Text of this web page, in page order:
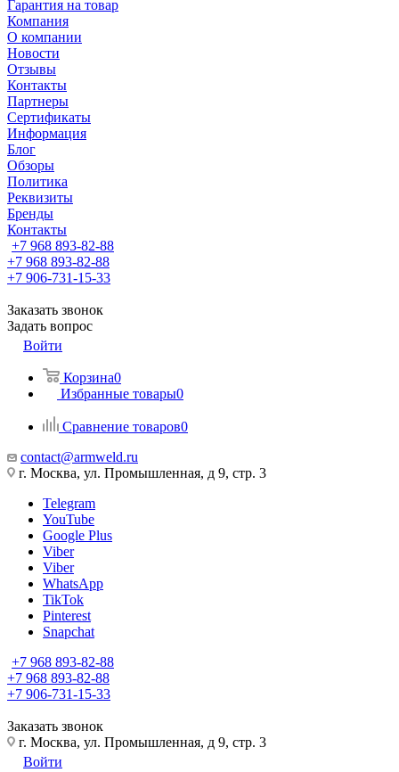
Гарантия на товар
Компания
О компании
Новости
Отзывы
Контакты
Партнеры
Сертификаты
Информация
Блог
Обзоры
Политика
Реквизиты
Бренды
Контакты
+7 968 893-82-88
+7 968 893-82-88
+7 906-731-15-33
Заказать звонок
Задать вопрос
Войти
Корзина0
Избранные товары0
Сравнение товаров0
contact@armweld.ru
г. Москва, ул. Промышленная, д 9, стр. 3
Telegram
YouTube
Google Plus
Viber
Viber
WhatsApp
TikTok
Pinterest
Snapchat
+7 968 893-82-88
+7 968 893-82-88
+7 906-731-15-33
Заказать звонок
г. Москва, ул. Промышленная, д 9, стр. 3
Войти